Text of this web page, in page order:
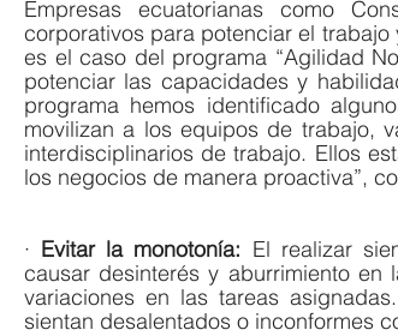
Empresas ecuatorianas como
corporativos para potenciar el
es el caso del programa “Agilidad
potenciar las capacidades y
programa hemos identificado
movilizan a los equipos de trabajo,
interdisciplinarios de trabajo. Ellos
los negocios de manera proactiva”,
· Evitar la monotonía: El realizar
causar desinterés y aburrimiento en
variaciones en las tareas
sientan desalentados o inconformes